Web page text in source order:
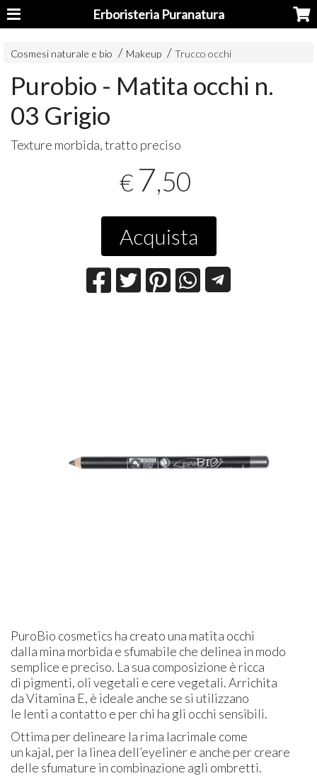
Erboristeria Puranatura
Cosmesi naturale e bio Makeup Trucco occhi
Purobio - Matita occhi n.
03 Grigio
Texture morbida, tratto preciso
€ 7,50
Acquista
PuroBio cosmetics ha creato una matita occhi
dalla mina morbida e sfumabile che delinea in modo
semplice e preciso. La sua composizione è ricca
di pigmenti, oli vegetali e cere vegetali. Arrichita
da Vitamina E, è ideale anche se si utilizzano
le lenti a contatto e per chi ha gli occhi sensibili.
Ottima per delineare la rima lacrimale come
un kajal, per la linea dell’eyeliner e anche per creare
delle sfumature in combinazione agli ombretti.